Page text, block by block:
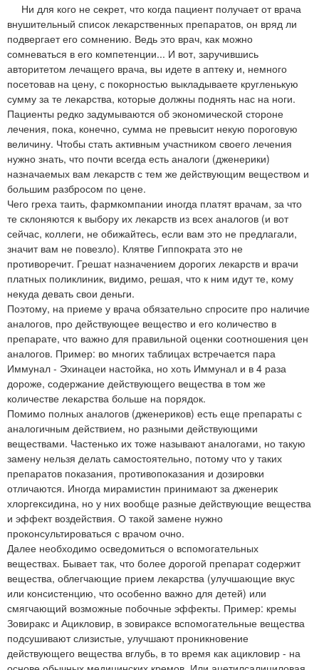
Ни для кого не секрет, что когда пациент получает от врача
внушительный список лекарственных препаратов, он вряд ли
подвергает его сомнению. Ведь это врач, как можно
сомневаться в его компетенции... И вот, заручившись
авторитетом лечащего врача, вы идете в аптеку и, немного
посетовав на цену, с покорностью выкладываете кругленькую
сумму за те лекарства, которые должны поднять нас на ноги.
Пациенты редко задумываются об экономической стороне
лечения, пока, конечно, сумма не превысит некую пороговую
величину. Чтобы стать активным участником своего лечения
нужно знать, что почти всегда есть аналоги (дженерики)
назначаемых вам лекарств с тем же действующим веществом и
большим разбросом по цене.
Чего греха таить, фармкомпании иногда платят врачам, за что
те склоняются к выбору их лекарств из всех аналогов (и вот
сейчас, коллеги, не обижайтесь, если вам это не предлагали,
значит вам не повезло). Клятве Гиппократа это не
противоречит. Грешат назначением дорогих лекарств и врачи
платных поликлиник, видимо, решая, что к ним идут те, кому
некуда девать свои деньги.
Поэтому, на приеме у врача обязательно спросите про наличие
аналогов, про действующее вещество и его количество в
препарате, что важно для правильной оценки соотношения цен
аналогов. Пример: во многих таблицах встречается пара
Иммунал - Эхинацеи настойка, но хоть Иммунал и в 4 раза
дороже, содержание действующего вещества в том же
количестве лекарства больше на порядок.
Помимо полных аналогов (дженериков) есть еще препараты с
аналогичным действием, но разными действующими
веществами. Частенько их тоже называют аналогами, но такую
замену нельзя делать самостоятельно, потому что у таких
препаратов показания, противопоказания и дозировки
отличаются. Иногда мирамистин принимают за дженерик
хлоргексидина, но у них вообще разные действующие вещества
и эффект воздействия. О такой замене нужно
проконсультироваться с врачом очно.
Далее необходимо осведомиться о вспомогательных
веществах. Бывает так, что более дорогой препарат содержит
вещества, облегчающие прием лекарства (улучшающие вкус
или консистенцию, что особенно важно для детей) или
смягчающий возможные побочные эффекты. Пример: кремы
Зовиракс и Ацикловир, в зовираксе вспомогательные вещества
подсушивают слизистые, улучшают проникновение
действующего вещества вглубь, в то время как ацикловир - на